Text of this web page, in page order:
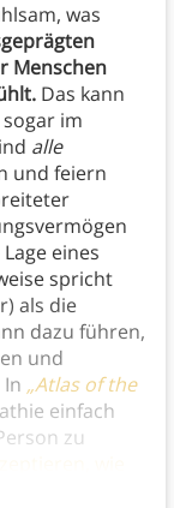
was
Menschen
Das kann
im
alle
und feiern
eines
spricht
als die
dazu führen,
und
„Atlas of the
einfach
zu